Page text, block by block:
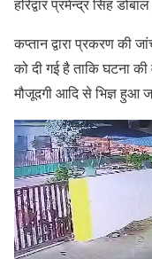
हरिद्वार प्रमेन्द्र सिंह
कप्तान द्वारा प्रकरण की
को दी गई है ताकि घटना
मौजूदगी आदि से भिज्ञ हुआ